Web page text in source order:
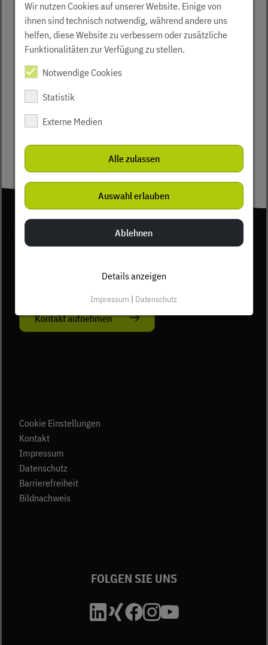
0711 9321-0
Kontakt aufnehmen
Cookie Einstellungen
Kontakt(öffnet in neuem Tab)
Impressum
Datenschutz
Barrierefreiheit
Bildnachweis
FOLGEN SIE UNS
Die Unfallkasse
Die Unfallkasse
Die Unfallkasse
DieDie
Wir nutzen Cookies auf unserer Website. Einige von
ihnen sind technisch notwendig, während andere uns
helfen, diese Website zu verbessern oder zusätzliche
Funktionalitäten zur Verfügung zu stellen.
Notwendige Cookies
Statistik
Externe Medien
Alle zulassen
Auswahl erlauben
Ablehnen
Details anzeigen
Impressum | Datenschutz